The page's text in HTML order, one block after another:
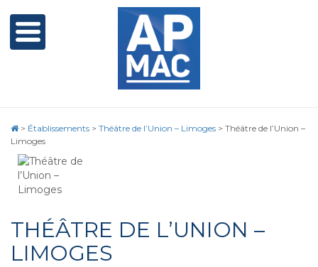
> Établissements > Théâtre de l’Union – Limoges > Théâtre de l’Union –
Limoges
THÉÂTRE DE L’UNION –
LIMOGES